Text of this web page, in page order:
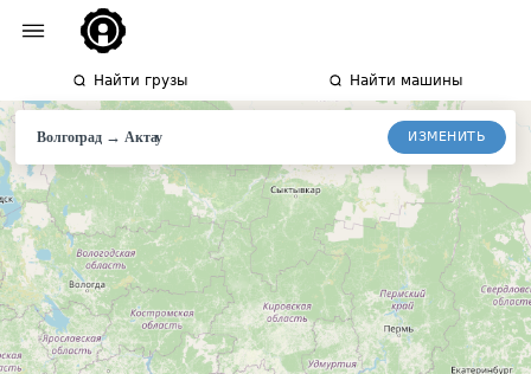
Найти грузы Найти машины
Волгоград → Актау ИЗМЕНИТЬ